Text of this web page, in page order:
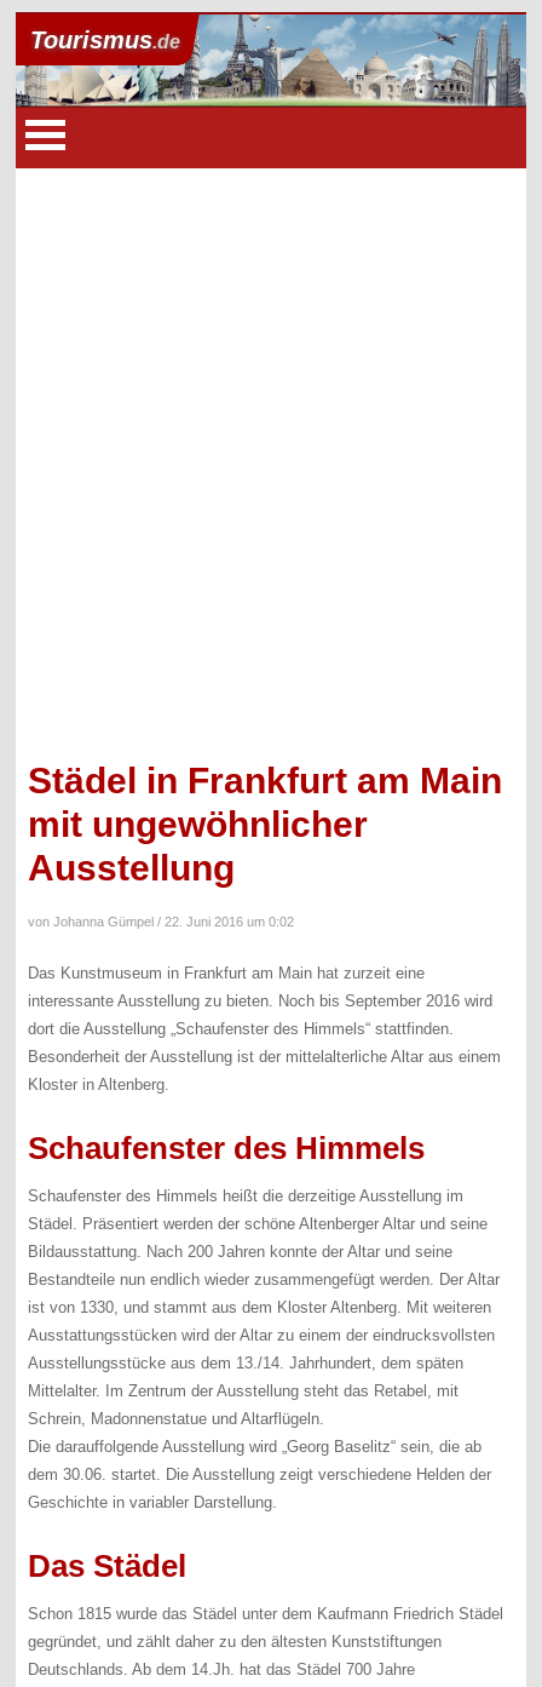
Tourismus.de
Städel in Frankfurt am Main
mit ungewöhnlicher
Ausstellung
von Johanna Gümpel /22. Juni 2016 um 0:02
Das Kunstmuseum in Frankfurt am Main hat zurzeit eine
interessante Ausstellung zu bieten. Noch bis September 2016 wird
dort die Ausstellung „Schaufenster des Himmels“ stattfinden.
Besonderheit der Ausstellung ist der mittelalterliche Altar aus einem
Kloster in Altenberg.
Schaufenster des Himmels
Schaufenster des Himmels heißt die derzeitige Ausstellung im
Städel. Präsentiert werden der schöne Altenberger Altar und seine
Bildausstattung. Nach 200 Jahren konnte der Altar und seine
Bestandteile nun endlich wieder zusammengefügt werden. Der Altar
ist von 1330, und stammt aus dem Kloster Altenberg. Mit weiteren
Ausstattungsstücken wird der Altar zu einem der eindrucksvollsten
Ausstellungsstücke aus dem 13./14. Jahrhundert, dem späten
Mittelalter. Im Zentrum der Ausstellung steht das Retabel, mit
Schrein, Madonnenstatue und Altarflügeln.
Die darauffolgende Ausstellung wird „Georg Baselitz“ sein, die ab
dem 30.06. startet. Die Ausstellung zeigt verschiedene Helden der
Geschichte in variabler Darstellung.
Das Städel
Schon 1815 wurde das Städel unter dem Kaufmann Friedrich Städel
gegründet, und zählt daher zu den ältesten Kunststiftungen
Deutschlands. Ab dem 14.Jh. hat das Städel 700 Jahre